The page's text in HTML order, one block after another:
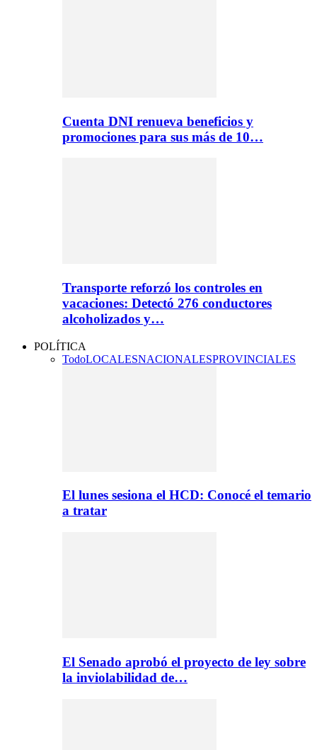
Cuenta DNI renueva beneficios y
promociones para sus más de 10…
Transporte reforzó los controles en
vacaciones: Detectó 276 conductores
alcoholizados y…
POLÍTICA
TodoLOCALESNACIONALESPROVINCIALES
El lunes sesiona el HCD: Conocé el temario
a tratar
El Senado aprobó el proyecto de ley sobre
la inviolabilidad de…